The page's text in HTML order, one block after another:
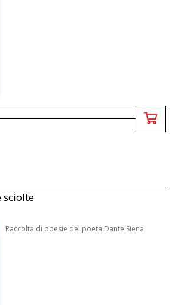
sciolte
Raccolta di poesie del poeta Dante Siena